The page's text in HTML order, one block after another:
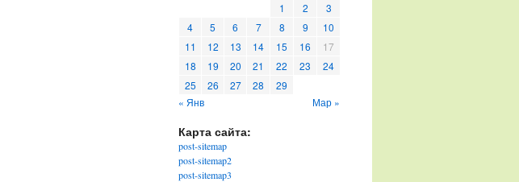
1 2
3
4
5 6 7 8 9
10
11
12 13 14 15 16
17
18
19 20 21 22 23
24
25
26 27 28
29
« Янв
Мар »
Карта сайта:
post-sitemap
post-sitemap2
post-sitemap3